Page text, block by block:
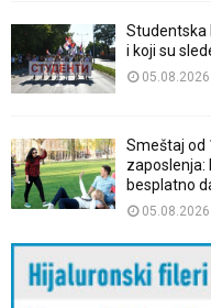
Studentska
i koji su
05.08.2026
Smeštaj od
zaposlenja:
besplatno
05.08.2026